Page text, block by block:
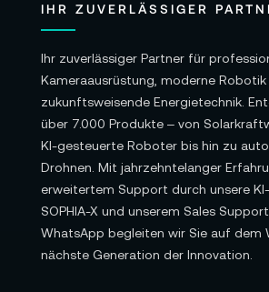
IHR ZUVERLÄSSIGER
Ihr zuverlässiger Partner für
Kameraausrüstung, moderne Robotik
zukunftsweisende Energietechnik.
über 7.000 Produkte – von
KI-gesteuerte Roboter bis hin zu
Drohnen. Mit jahrzehntelanger
erweitertem Support durch unsere
SOPHIA-X und unserem Sales
WhatsApp begleiten wir Sie auf dem
nächste Generation der Innovation.